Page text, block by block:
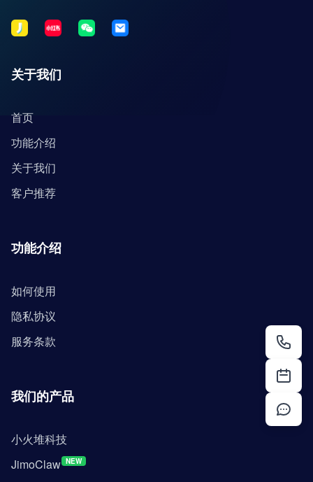
关于我们
首页
功能介绍
关于我们
客户推荐
功能介绍
如何使用
隐私协议
服务条款
我们的产品
小火堆科技
JimoClaw NEW